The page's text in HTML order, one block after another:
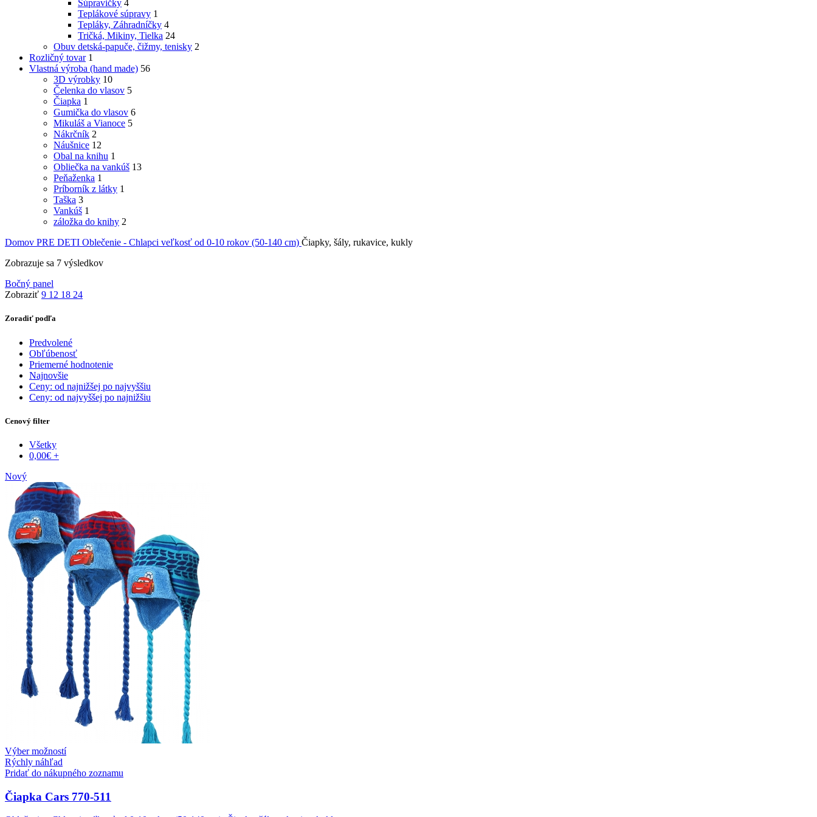
Súpravičky 4
Teplákové súpravy 1
Tepláky, Záhradníčky 4
Tričká, Mikiny, Tielka 24
Obuv detská-papuče, čižmy, tenisky 2
Rozličný tovar 1
Vlastná výroba (hand made) 56
3D výrobky 10
Čelenka do vlasov 5
Čiapka 1
Gumička do vlasov 6
Mikuláš a Vianoce 5
Nákrčník 2
Náušnice 12
Obal na knihu 1
Obliečka na vankúš 13
Peňaženka 1
Príborník z látky 1
Taška 3
Vankúš 1
záložka do knihy 2
Domov PRE DETI Oblečenie - Chlapci veľkosť od 0-10 rokov (50-140 cm) Čiapky, šály, rukavice, kukly
Zobrazuje sa 7 výsledkov
Bočný panel
Zobraziť 9 12 18 24
Zoradiť podľa
Predvolené
Obľúbenosť
Priemerné hodnotenie
Najnovšie
Ceny: od najnižšej po najvyššiu
Ceny: od najvyššej po najnižšiu
Cenový filter
Všetky
0,00€ +
Nový
Výber možností
Rýchly náhľad
Pridať do nákupného zoznamu
Čiapka Cars 770-511